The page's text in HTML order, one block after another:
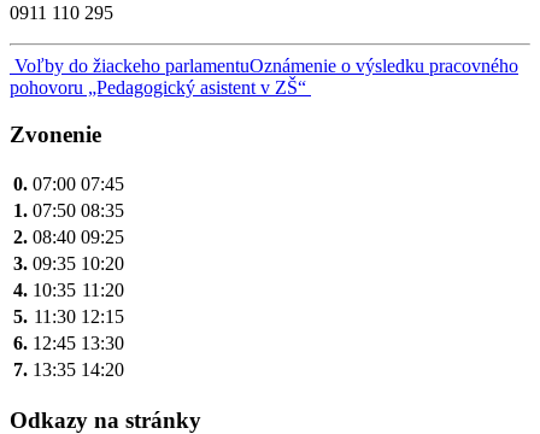
0911 110 295
Navigácia
v
článku
Voľby do žiackeho parlamentuOznámenie o výsledku pracovného
pohovoru „Pedagogický asistent v ZŠ“
Zvonenie
0. 07:00 07:45
1. 07:50 08:35
2. 08:40 09:25
3. 09:35 10:20
4. 10:35 11:20
5. 11:30 12:15
6. 12:45 13:30
7. 13:35 14:20
Odkazy na stránky